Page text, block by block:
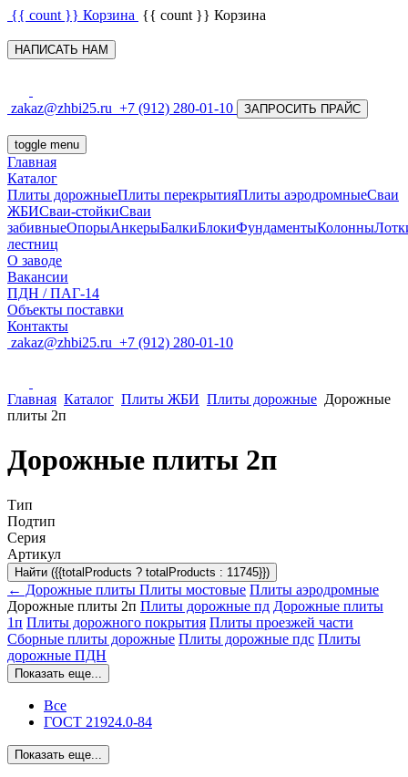
{{ count }} Корзина {{ count }} Корзина
НАПИСАТЬ НАМ
zakaz@zhbi25.ru +7 (912) 280-01-10 ЗАПРОСИТЬ ПРАЙС
toggle menu
Главная
Каталог
Плиты дорожныеПлиты перекрытияПлиты аэродромныеСваи
ЖБИСваи-стойкиСваи
забивныеОпорыАнкерыБалкиБлокиФундаментыКолонны
лестниц
О заводе
Вакансии
ПДН / ПАГ-14
Объекты поставки
Контакты
zakaz@zhbi25.ru +7 (912) 280-01-10
Главная Каталог Плиты ЖБИ Плиты дорожные Дорожные
плиты 2п
Дорожные плиты 2п
Тип
Подтип
Серия
Артикул
Найти ({{totalProducts ? totalProducts : 11745}})
← Дорожные плиты Плиты мостовые Плиты аэродромные
Дорожные плиты 2п Плиты дорожные пд Дорожные плиты
1п Плиты дорожного покрытия Плиты проезжей части
Сборные плиты дорожные Плиты дорожные пдс Плиты
дорожные ПДН
Показать еще...
Все
ГОСТ 21924.0-84
Показать еще...